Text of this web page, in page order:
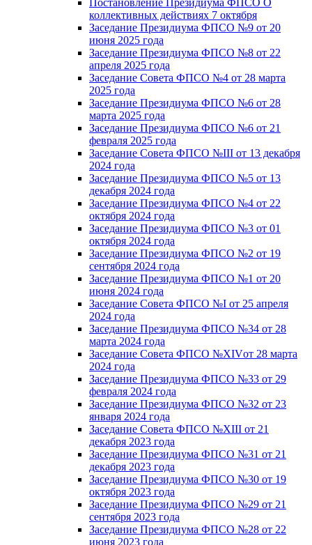
коллективных действиях 7 октября
Заседание Президиума ФПСО №9 от 20
июня 2025 года
Заседание Президиума ФПСО №8 от 22
апреля 2025 года
Заседание Совета ФПСО №4 от 28 марта
2025 года
Заседание Президиума ФПСО №6 от 28
марта 2025 года
Заседание Президиума ФПСО №6 от 21
февраля 2025 года
Заседание Совета ФПСО №III от 13 декабря
2024 года
Заседание Президиума ФПСО №5 от 13
декабря 2024 года
Заседание Президиума ФПСО №4 от 22
октября 2024 года
Заседание Президиума ФПСО №3 от 01
октября 2024 года
Заседание Президиума ФПСО №2 от 19
сентября 2024 года
Заседание Президиума ФПСО №1 от 20
июня 2024 года
Заседание Совета ФПСО №I от 25 апреля
2024 года
Заседание Президиума ФПСО №34 от 28
марта 2024 года
Заседание Совета ФПСО №XIVот 28 марта
2024 года
Заседание Президиума ФПСО №33 от 29
февраля 2024 года
Заседание Президиума ФПСО №32 от 23
января 2024 года
Заседание Совета ФПСО №XIII от 21
декабря 2023 года
Заседание Президиума ФПСО №31 от 21
декабря 2023 года
Заседание Президиума ФПСО №30 от 19
октября 2023 года
Заседание Президиума ФПСО №29 от 21
сентября 2023 года
Заседание Президиума ФПСО №28 от 22
июня 2023 года